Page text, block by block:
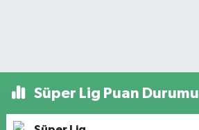
Süper Lig Puan Durumu